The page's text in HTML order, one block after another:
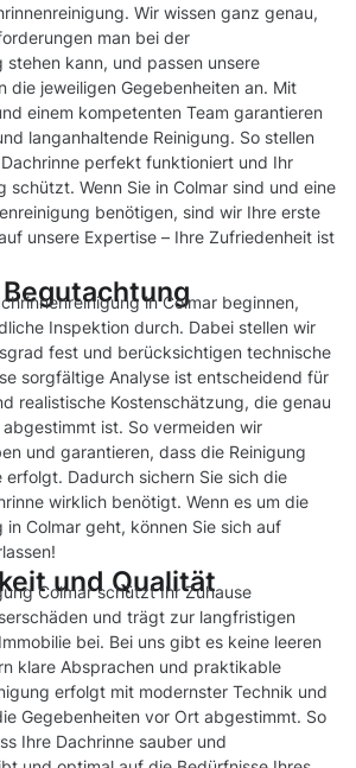
Wir wissen ganz genau,
man bei der
stehen kann, und passen unsere
die jeweiligen Gegebenheiten an. Mit
einem kompetenten Team garantieren
langanhaltende Reinigung. So stellen
perfekt funktioniert und Ihr
schützt. Wenn Sie in Colmar sind und eine
benötigen, sind wir Ihre erste
unsere Expertise – Ihre Zufriedenheit ist
in Colmar beginnen,
Inspektion durch. Dabei stellen wir
fest und berücksichtigen technische
sorgfältige Analyse ist entscheidend für
realistische Kostenschätzung, die genau
ist. So vermeiden wir
und garantieren, dass die Reinigung
Dadurch sichern Sie sich die
wirklich benötigt. Wenn es um die
in Colmar geht, können Sie sich auf
und Qualität
Colmar schützt Ihr Zuhause
und trägt zur langfristigen
bei. Bei uns gibt es keine leeren
klare Absprachen und praktikable
erfolgt mit modernster Technik und
Gegebenheiten vor Ort abgestimmt. So
Ihre Dachrinne sauber und